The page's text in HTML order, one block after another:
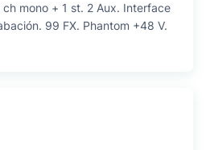
mono + 1 st. 2 Aux. Interface
99 FX. Phantom +48 V.